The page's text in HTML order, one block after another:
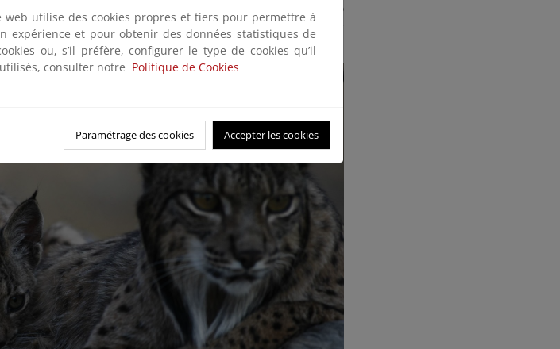
de la especie. Muchos de estos ejemplares han sido
Extremadura y Portugal, ayudando a la expansión del lince
naturales.
web utilise des cookies propres et tiers pour permettre à
expérience et pour obtenir des données statistiques de
ou, s’il préfère, configurer le type de cookies qu’il
consulter notre Politique de Cookies
Paramétrage des cookies Accepter les cookies